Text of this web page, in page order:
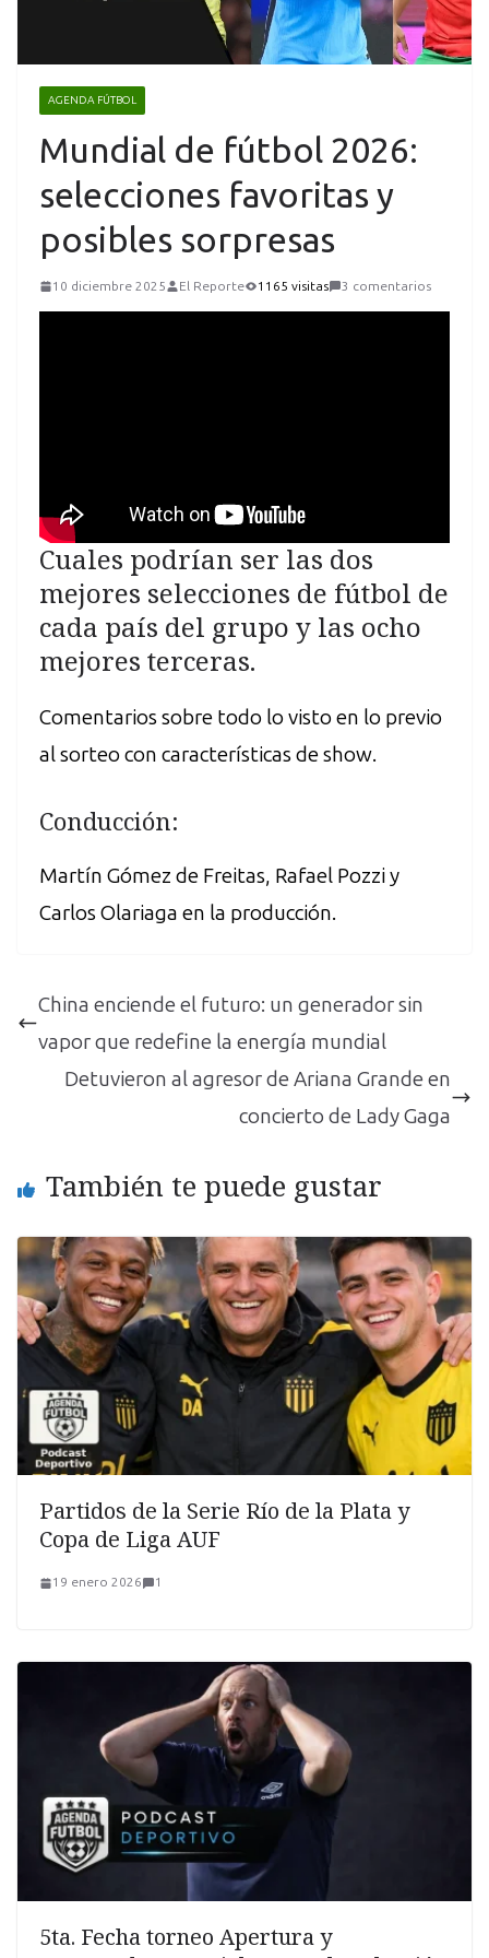
AGENDA FÚTBOL
Mundial de fútbol 2026:
selecciones favoritas y
posibles sorpresas
10 diciembre 2025 El Reporte 1165 visitas 3 comentarios
Cuales podrían ser las dos
mejores selecciones de fútbol de
cada país del grupo y las ocho
mejores terceras.
Comentarios sobre todo lo visto en lo previo
al sorteo con características de show.
Conducción:
Martín Gómez de Freitas, Rafael Pozzi y
Carlos Olariaga en la producción.
China enciende el futuro: un generador sin
vapor que redefine la energía mundial
Detuvieron al agresor de Ariana Grande en
concierto de Lady Gaga
También te puede gustar
Partidos de la Serie Río de la Plata y
Copa de Liga AUF
19 enero 2026 1
5ta. Fecha torneo Apertura y